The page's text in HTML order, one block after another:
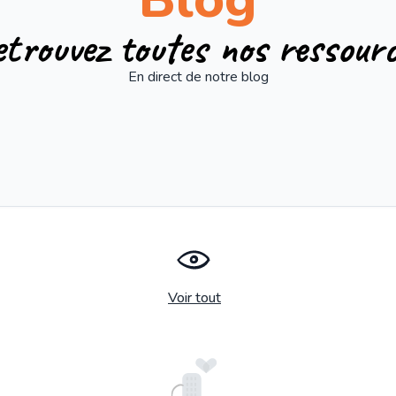
toutes nos
En direct de notre blog
Voir tout